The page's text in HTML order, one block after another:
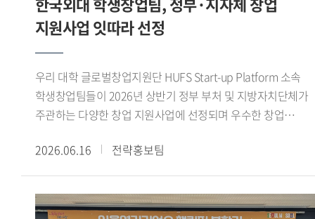
기반으로 차근차근 나아가면 좋은 결과를 얻을 수 있을 거라
믿습니다. ※ 해당 인터뷰는 아래 Global HUFS 여름호 E-
book을 통해서도 확인하실 수 있습니다(p.16-17)https://e-
book.hufs.ac.kr/20260623_135256/
재건된 우리 대학 펜싱부는 전국 규모의 각종 대회에서 꾸준히
성과를 이어오고 있다. 선수들은 이번 대회를 발판으로
앞으로도 지속적인 훈련과 팀워크를 바탕으로 좋은 경기력을
선보일 계획이다.
지원사업 잇따라 선정
우리 대학 글로벌창업지원단 HUFS Start-up Platform 소속
학생창업팀들이 2026년 상반기 정부 부처 및 지방자치단체가
주관하는 다양한 창업 지원사업에 선정되며 우수한 창업
예비창업패키지를 포함한 4개 창업 지원사업에 선정된 데 이어,
교내 학생창업팀들의 성과가 이어지고 있다. PICKIN 팀은
아산두어스와 Grand-K 창업학교에 동시 선정됐으며, 커넥트인
팀은 청년창업사관학교에 이름을 올렸다.[사진. SBS
2026.06.16 전략홍보팀